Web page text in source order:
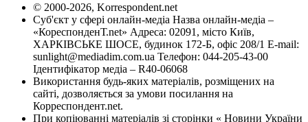
© 2000-2026, Korrespondent.net
Суб'єкт у сфері онлайн-медіа Назва онлайн-медіа –
«КореспонденТ.net» Адреса: 02091, місто Київ,
ХАРКІВСЬКЕ ШОСЕ, будинок 172-Б, офіс 208/1 E-mail:
sunlight@mediadim.com.ua Телефон: 044-205-43-00
Ідентифікатор медіа – R40-06068
Використання будь-яких матеріалів, розміщених на
сайті, дозволяється за умови посилання на
Корреспондент.net.
При копіюванні матеріалів зі сторінки « Новини України